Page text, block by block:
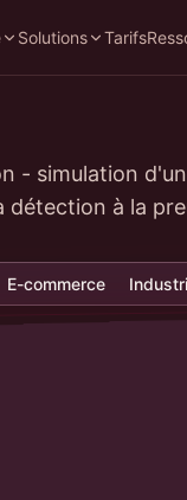
Solutions Tarifs
- simulation
détection à la
E-commerce